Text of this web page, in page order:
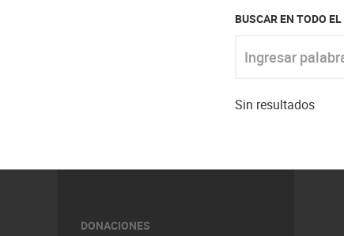
BUSCAR EN TODO
Sin resultados
DONACIONES